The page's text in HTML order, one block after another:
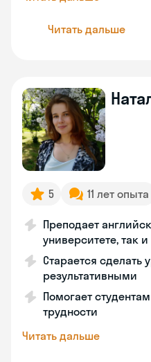
Читать дальше
5 11 лет опыта
Преподает
университете, так
Старается сделать
результативными
Помогает
трудности
Читать дальше